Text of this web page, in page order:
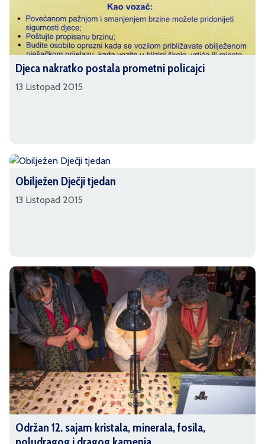
Djeca nakratko postala prometni policajci
13 Listopad 2015
Obilježen Dječji tjedan
13 Listopad 2015
Održan 12. sajam kristala, minerala, fosila,